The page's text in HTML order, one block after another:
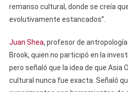
remanso cultural, donde se creía
evolutivamente estancados”.
Juan Shea, profesor de
Brook, quien no participó en la
pero señaló que la idea de que Asia
cultural nunca fue exacta. Señaló